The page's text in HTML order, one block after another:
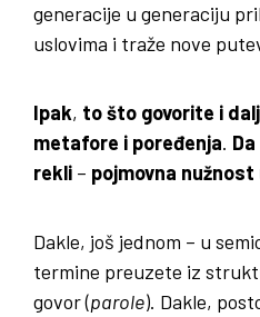
generacije u generaciju
uslovima i traže nove
Ipak, to što govorite i
metafore i poređenja.
rekli – pojmovna
Dakle, još jednom – u
termine preuzete iz
govor (parole). Dakle,